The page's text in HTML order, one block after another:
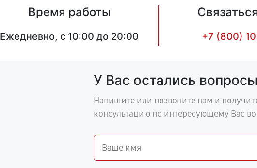
Время работы
Ежедневно, с 10:00 до 20:00 +7 (800)
У Вас остались
Напишите или позвоните нам и
консультацию по интересующему Вас